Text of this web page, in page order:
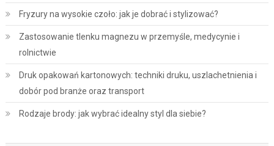
Fryzury na wysokie czoło: jak je dobrać i stylizować?
Zastosowanie tlenku magnezu w przemyśle, medycynie i
rolnictwie
Druk opakowań kartonowych: techniki druku, uszlachetnienia i
dobór pod branże oraz transport
Rodzaje brody: jak wybrać idealny styl dla siebie?